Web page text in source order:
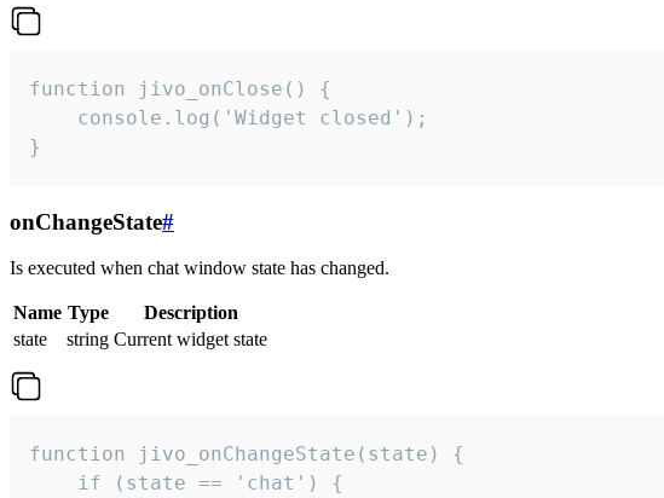
function jivo_onClose() {
    console.log('Widget closed');
}
onChangeState#
Is executed when chat window state has changed.
Name Type
Description
state
string Current widget state
function jivo_onChangeState(state) {
    if (state == 'chat') {